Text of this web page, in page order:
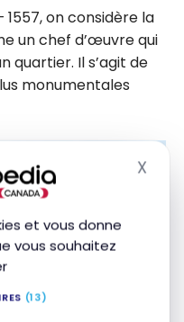
et vous donne
vous souhaitez
(13)
X
1557, on considère la
un chef d’œuvre qui
quartier. Il s’agit de
monumentales